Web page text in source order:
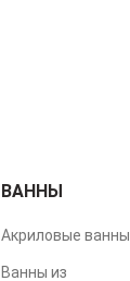
ВАННЫ
Акриловые ванны
Ванны из